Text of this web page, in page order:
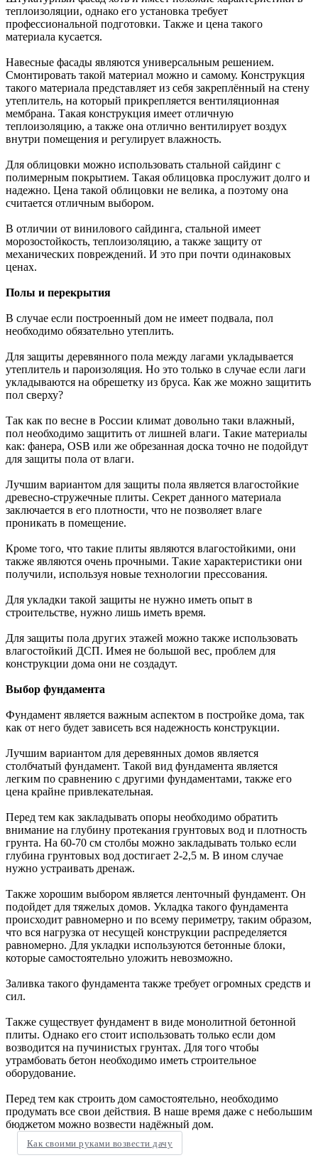
теплоизоляции, однако его установка требует
профессиональной подготовки. Также и цена такого
материала кусается.
Навесные фасады являются универсальным решением.
Смонтировать такой материал можно и самому. Конструкция
такого материала представляет из себя закреплённый на стену
утеплитель, на который прикрепляется вентиляционная
мембрана. Такая конструкция имеет отличную
теплоизоляцию, а также она отлично вентилирует воздух
внутри помещения и регулирует влажность.
Для облицовки можно использовать стальной сайдинг с
полимерным покрытием. Такая облицовка прослужит долго и
надежно. Цена такой облицовки не велика, а поэтому она
считается отличным выбором.
В отличии от винилового сайдинга, стальной имеет
морозостойкость, теплоизоляцию, а также защиту от
механических повреждений. И это при почти одинаковых
ценах.
Полы и перекрытия
В случае если построенный дом не имеет подвала, пол
необходимо обязательно утеплить.
Для защиты деревянного пола между лагами укладывается
утеплитель и пароизоляция. Но это только в случае если лаги
укладываются на обрешетку из бруса. Как же можно защитить
пол сверху?
Так как по весне в России климат довольно таки влажный,
пол необходимо защитить от лишней влаги. Такие материалы
как: фанера, OSB или же обрезанная доска точно не подойдут
для защиты пола от влаги.
Лучшим вариантом для защиты пола является влагостойкие
древесно-стружечные плиты. Секрет данного материала
заключается в его плотности, что не позволяет влаге
проникать в помещение.
Кроме того, что такие плиты являются влагостойкими, они
также являются очень прочными. Такие характеристики они
получили, используя новые технологии прессования.
Для укладки такой защиты не нужно иметь опыт в
строительстве, нужно лишь иметь время.
Для защиты пола других этажей можно также использовать
влагостойкий ДСП. Имея не большой вес, проблем для
конструкции дома они не создадут.
Выбор фундамента
Фундамент является важным аспектом в постройке дома, так
как от него будет зависеть вся надежность конструкции.
Лучшим вариантом для деревянных домов является
столбчатый фундамент. Такой вид фундамента является
легким по сравнению с другими фундаментами, также его
цена крайне привлекательная.
Перед тем как закладывать опоры необходимо обратить
внимание на глубину протекания грунтовых вод и плотность
грунта. На 60-70 см столбы можно закладывать только если
глубина грунтовых вод достигает 2-2,5 м. В ином случае
нужно устраивать дренаж.
Также хорошим выбором является ленточный фундамент. Он
подойдет для тяжелых домов. Укладка такого фундамента
происходит равномерно и по всему периметру, таким образом,
что вся нагрузка от несущей конструкции распределяется
равномерно. Для укладки используются бетонные блоки,
которые самостоятельно уложить невозможно.
Заливка такого фундамента также требует огромных средств и
сил.
Также существует фундамент в виде монолитной бетонной
плиты. Однако его стоит использовать только если дом
возводится на пучинистых грунтах. Для того чтобы
утрамбовать бетон необходимо иметь строительное
оборудование.
Перед тем как строить дом самостоятельно, необходимо
продумать все свои действия. В наше время даже с небольшим
бюджетом можно возвести надёжный дом.
Как своими руками возвести дачу